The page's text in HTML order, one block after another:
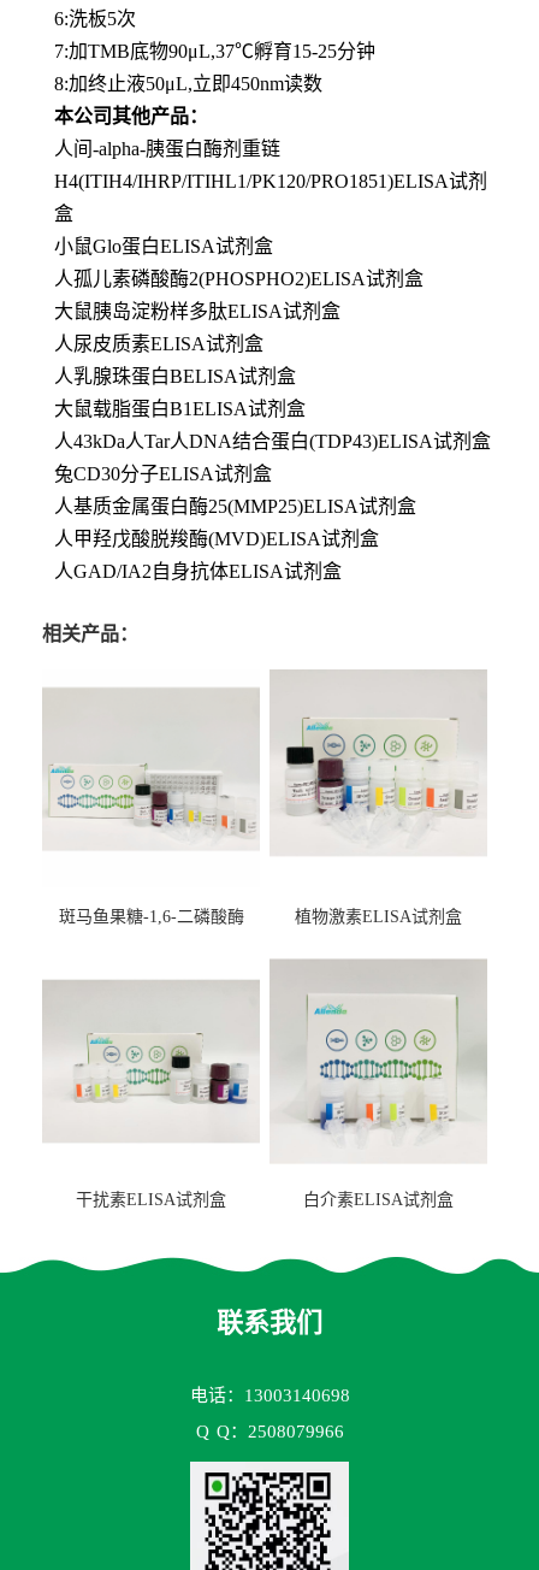
6:洗板5次
7:加TMB底物90μL,37℃孵育15-25分钟
8:加终止液50μL,立即450nm读数
本公司其他产品：
人间-alpha-胰蛋白酶剂重链
H4(ITIH4/IHRP/ITIHL1/PK120/PRO1851)ELISA试剂
盒
小鼠Glo蛋白ELISA试剂盒
人孤儿素磷酸酶2(PHOSPHO2)ELISA试剂盒
大鼠胰岛淀粉样多肽ELISA试剂盒
人尿皮质素ELISA试剂盒
人乳腺珠蛋白BELISA试剂盒
大鼠载脂蛋白B1ELISA试剂盒
人43kDa人Tar人DNA结合蛋白(TDP43)ELISA试剂盒
兔CD30分子ELISA试剂盒
人基质金属蛋白酶25(MMP25)ELISA试剂盒
人甲羟戊酸脱羧酶(MVD)ELISA试剂盒
人GAD/IA2自身抗体ELISA试剂盒
相关产品：
斑马鱼果糖-1,6-二磷酸酶
盒
植物激素ELISA试剂盒
干扰素ELISA试剂盒 白介素ELISA试剂盒
联系我们
电话：13003140698
Q Q：2508079966